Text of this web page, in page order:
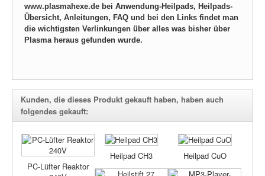
www.plasmahexe.de bei Anwendung-Heilpads, Heilpads-
Übersicht, Anleitungen, FAQ und bei den Links findet man
die wichtigsten Verlinkungen über alles was bisher über
Plasma heraus gefunden wurde.
Kunden, die dieses Produkt gekauft haben, haben auch
folgendes gekauft:
PC-Lüfter Reaktor
Heilpad CH3 Heilpad CuO